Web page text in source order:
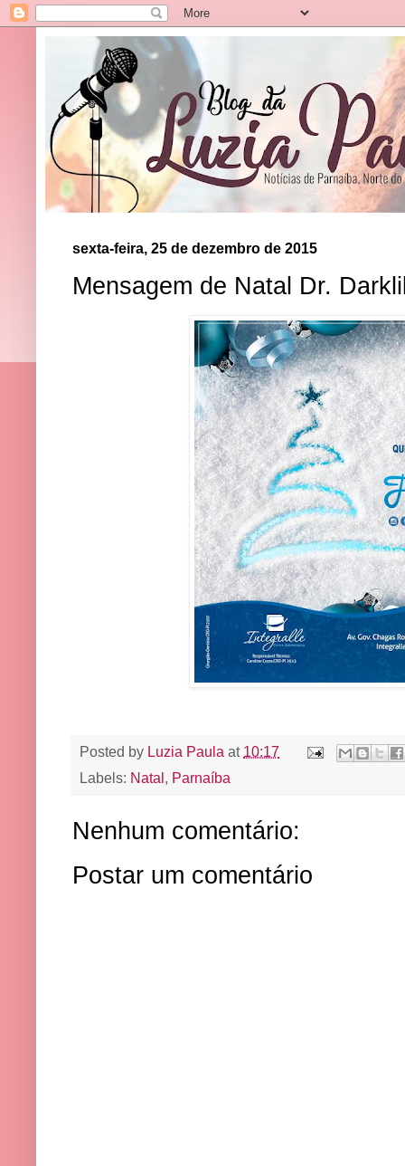
sexta-feira, 25 de dezembro de 2015
Mensagem de Natal Dr.
Posted by Luzia Paula at 10:17
Labels: Natal, Parnaíba
Nenhum comentário:
Postar um comentário